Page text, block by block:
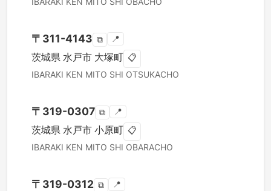
〒 311-4143 ⧉ 📍
茨城県 水戸市 大塚町 📋
IBARAKI KEN MITO SHI OTSUKACHO
〒 319-0307 ⧉ 📍
茨城県 水戸市 小原町 📋
IBARAKI KEN MITO SHI OBARACHO
〒 319-0312 ⧉ 📍